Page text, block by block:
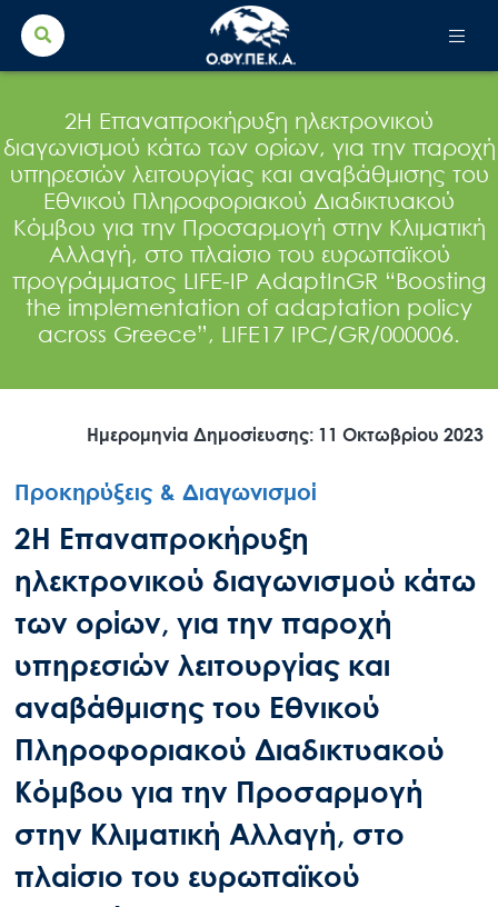
Search
for:
2Η Επαναπροκήρυξη ηλεκτρονικού
διαγωνισμού κάτω των ορίων, για την παροχή
υπηρεσιών λειτουργίας και αναβάθμισης του
Εθνικού Πληροφοριακού Διαδικτυακού
Κόμβου για την Προσαρμογή στην Κλιματική
Αλλαγή, στο πλαίσιο του ευρωπαϊκού
προγράμματος LIFE-IP AdaptInGR “Boosting
the implementation of adaptation policy
across Greece”, LIFE17 IPC/GR/000006.
Ημερομηνία Δημοσίευσης: 11 Οκτωβρίου 2023
Προκηρύξεις & Διαγωνισμοί
2Η Επαναπροκήρυξη
ηλεκτρονικού διαγωνισμού κάτω
των ορίων, για την παροχή
υπηρεσιών λειτουργίας και
αναβάθμισης του Εθνικού
Πληροφοριακού Διαδικτυακού
Κόμβου για την Προσαρμογή
στην Κλιματική Αλλαγή, στο
πλαίσιο του ευρωπαϊκού